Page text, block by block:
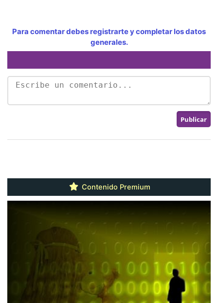
Para comentar debes registrarte y completar los datos
generales.
Contenido Premium